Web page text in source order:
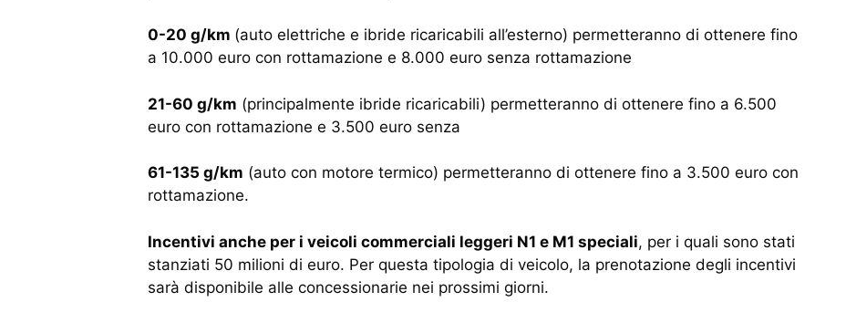
0-20 g/km (auto elettriche e ibride ricaricabili all’esterno) permetteranno di ottenere fino
a 10.000 euro con rottamazione e 8.000 euro senza rottamazione
21-60 g/km (principalmente ibride ricaricabili) permetteranno di ottenere fino a 6.500
euro con rottamazione e 3.500 euro senza
61-135 g/km (auto con motore termico) permetteranno di ottenere fino a 3.500 euro con
rottamazione.
Incentivi anche per i veicoli commerciali leggeri N1 e M1 speciali, per i quali sono stati
stanziati 50 milioni di euro. Per questa tipologia di veicolo, la prenotazione degli incentivi
sarà disponibile alle concessionarie nei prossimi giorni.